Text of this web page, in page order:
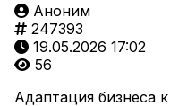
Аноним
247393
19.05.2026 17:02
56
Адаптация бизнеса